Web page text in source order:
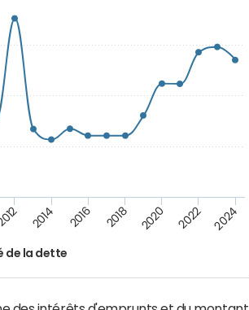
de la dette
2014 2016 2018 2020 2022 2024